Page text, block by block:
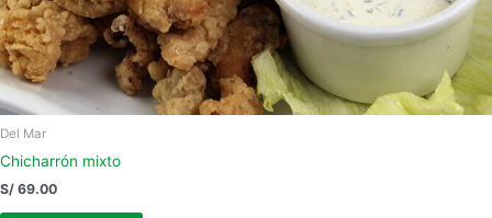
Del Mar
Chicharrón mixto
S/ 69.00